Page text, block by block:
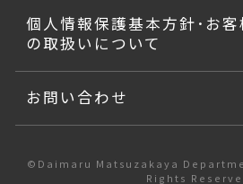
個人情報保護基本方針･お
の取扱いについて
お問い合わせ
©Daimaru Matsuzakaya
Rights